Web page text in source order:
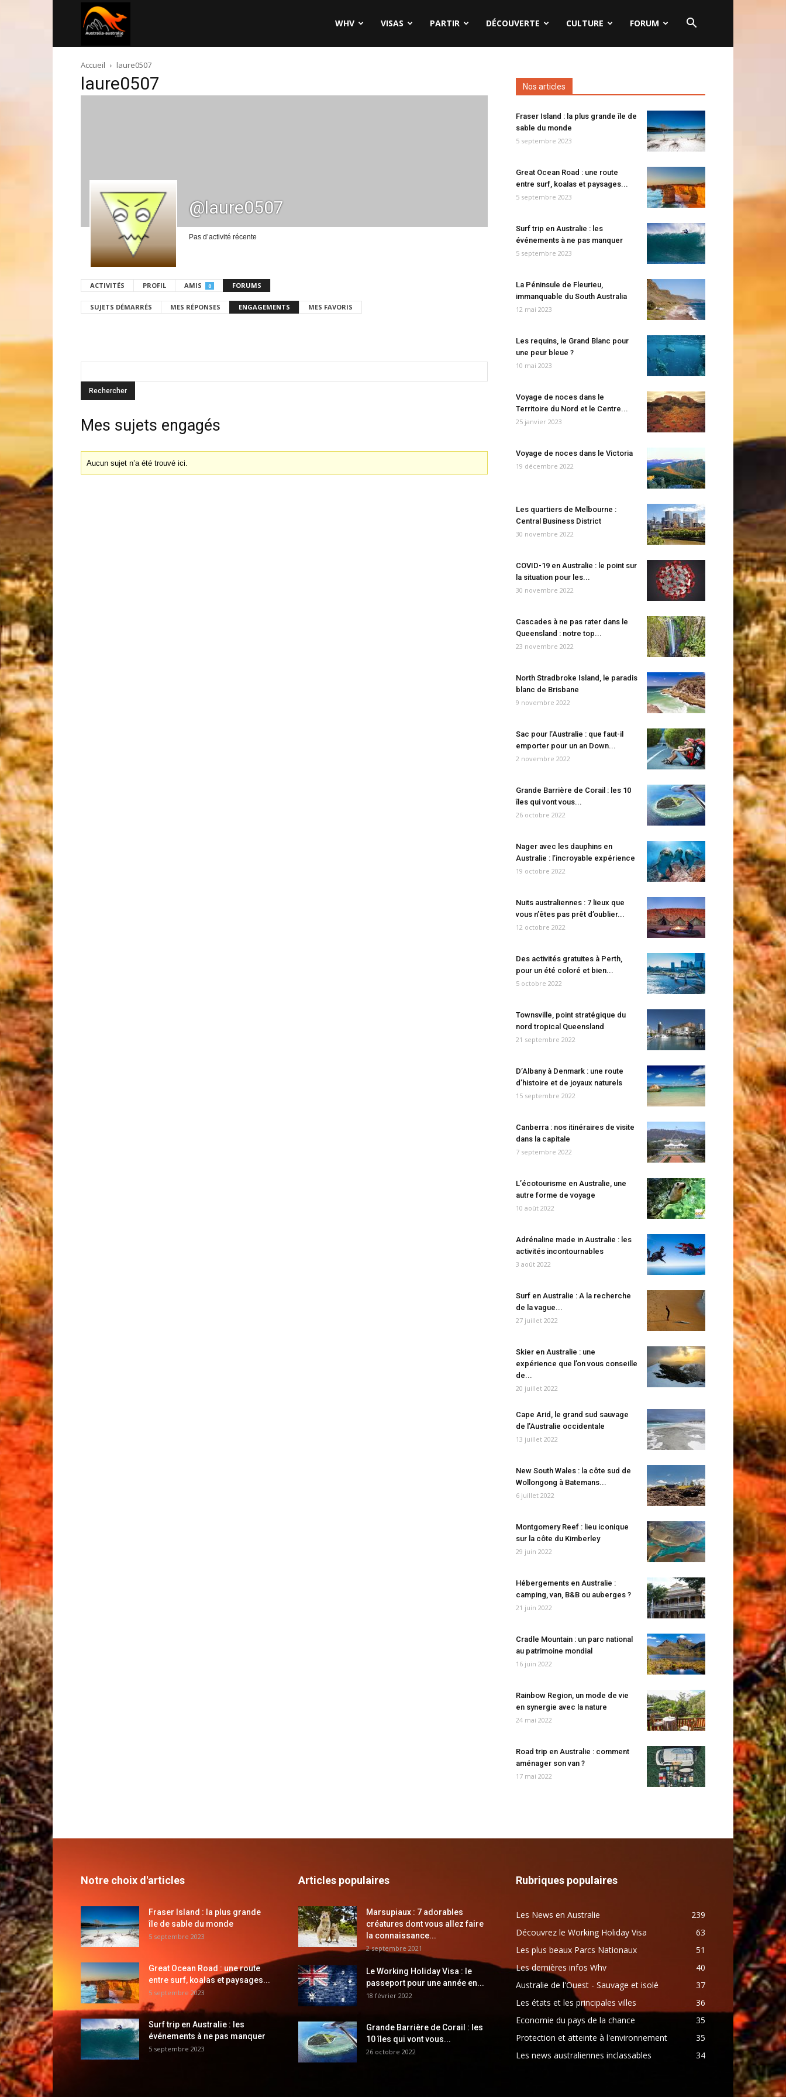
australie.com
WHV VISAS PARTIR DÉCOUVERTE CULTURE FORUM
Accueil laure0507
laure0507
@laure0507
Pas d’activité récente
ACTIVITÉS PROFIL AMIS 0 FORUMS
SUJETS DÉMARRÉS MES RÉPONSES ENGAGEMENTS MES FAVORIS
Mes sujets engagés
Aucun sujet n’a été trouvé ici.
Nos articles
Fraser Island : la plus grande île de
sable du monde
5 septembre 2023
Great Ocean Road : une route
entre surf, koalas et paysages...
5 septembre 2023
Surf trip en Australie : les
événements à ne pas manquer
5 septembre 2023
La Péninsule de Fleurieu,
immanquable du South Australia
12 mai 2023
Les requins, le Grand Blanc pour
une peur bleue ?
10 mai 2023
Voyage de noces dans le
Territoire du Nord et le Centre...
25 janvier 2023
Voyage de noces dans le Victoria
19 décembre 2022
Les quartiers de Melbourne :
Central Business District
30 novembre 2022
COVID-19 en Australie : le point sur
la situation pour les...
30 novembre 2022
Cascades à ne pas rater dans le
Queensland : notre top...
23 novembre 2022
North Stradbroke Island, le paradis
blanc de Brisbane
9 novembre 2022
Sac pour l’Australie : que faut-il
emporter pour un an Down...
2 novembre 2022
Grande Barrière de Corail : les 10
îles qui vont vous...
26 octobre 2022
Nager avec les dauphins en
Australie : l’incroyable expérience
19 octobre 2022
Nuits australiennes : 7 lieux que
vous n’êtes pas prêt d’oublier...
12 octobre 2022
Des activités gratuites à Perth,
pour un été coloré et bien...
5 octobre 2022
Townsville, point stratégique du
nord tropical Queensland
21 septembre 2022
D’Albany à Denmark : une route
d’histoire et de joyaux naturels
15 septembre 2022
Canberra : nos itinéraires de visite
dans la capitale
7 septembre 2022
L’écotourisme en Australie, une
autre forme de voyage
10 août 2022
Adrénaline made in Australie : les
activités incontournables
3 août 2022
Surf en Australie : A la recherche
de la vague...
27 juillet 2022
Skier en Australie : une
expérience que l’on vous conseille
de...
20 juillet 2022
Cape Arid, le grand sud sauvage
de l’Australie occidentale
13 juillet 2022
New South Wales : la côte sud de
Wollongong à Batemans...
6 juillet 2022
Montgomery Reef : lieu iconique
sur la côte du Kimberley
29 juin 2022
Hébergements en Australie :
camping, van, B&B ou auberges ?
21 juin 2022
Cradle Mountain : un parc national
au patrimoine mondial
16 juin 2022
Rainbow Region, un mode de vie
en synergie avec la nature
24 mai 2022
Road trip en Australie : comment
aménager son van ?
17 mai 2022
Notre choix d'articles
Fraser Island : la plus grande
île de sable du monde
5 septembre 2023
Great Ocean Road : une route
entre surf, koalas et paysages...
5 septembre 2023
Surf trip en Australie : les
événements à ne pas manquer
5 septembre 2023
Articles populaires
Marsupiaux : 7 adorables
créatures dont vous allez faire
la connaissance...
2 septembre 2021
Le Working Holiday Visa : le
passeport pour une année en...
18 février 2022
Grande Barrière de Corail : les
10 îles qui vont vous...
26 octobre 2022
Rubriques populaires
Les News en Australie
239
Découvrez le Working Holiday Visa
63
Les plus beaux Parcs Nationaux
51
Les dernières infos Whv
40
Australie de l'Ouest - Sauvage et isolé
37
Les états et les principales villes
36
Economie du pays de la chance
35
Protection et atteinte à l'environnement
35
Les news australiennes inclassables
34